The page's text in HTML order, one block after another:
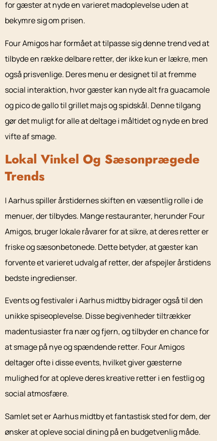
for gæster at nyde en varieret madoplevelse uden at
bekymre sig om prisen.
Four Amigos har formået at tilpasse sig denne trend ved at
tilbyde en række delbare retter, der ikke kun er lækre, men
også prisvenlige. Deres menu er designet til at fremme
social interaktion, hvor gæster kan nyde alt fra guacamole
og pico de gallo til grillet majs og spidskål. Denne tilgang
gør det muligt for alle at deltage i måltidet og nyde en bred
vifte af smage.
Lokal Vinkel Og Sæsonprægede
Trends
I Aarhus spiller årstidernes skiften en væsentlig rolle i de
menuer, der tilbydes. Mange restauranter, herunder Four
Amigos, bruger lokale råvarer for at sikre, at deres retter er
friske og sæsonbetonede. Dette betyder, at gæster kan
forvente et varieret udvalg af retter, der afspejler årstidens
bedste ingredienser.
Events og festivaler i Aarhus midtby bidrager også til den
unikke spiseoplevelse. Disse begivenheder tiltrækker
madentusiaster fra nær og fjern, og tilbyder en chance for
at smage på nye og spændende retter. Four Amigos
deltager ofte i disse events, hvilket giver gæsterne
mulighed for at opleve deres kreative retter i en festlig og
social atmosfære.
Samlet set er Aarhus midtby et fantastisk sted for dem, der
ønsker at opleve social dining på en budgetvenlig måde.